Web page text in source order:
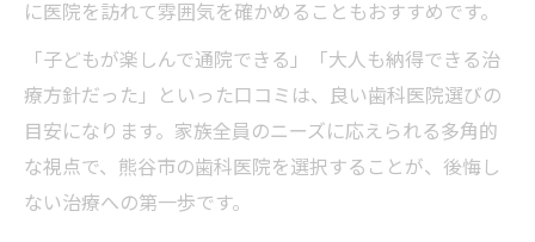
に医院を訪れて雰囲気を確かめることもおすすめです。
「子どもが楽しんで通院できる」「大人も納得できる治
療方針だった」といった口コミは、良い歯科医院選びの
目安になります。家族全員のニーズに応えられる多角的
な視点で、熊谷市の歯科医院を選択することが、後悔し
ない治療への第一歩です。